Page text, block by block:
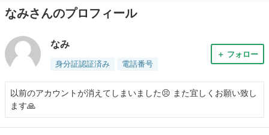
なみさんのプロフィール
なみ
身分証認証済み 電話番号
＋ フォロー
以前のアカウントが消えてしまいました😣 また宜しくお願い致し
ます🙏